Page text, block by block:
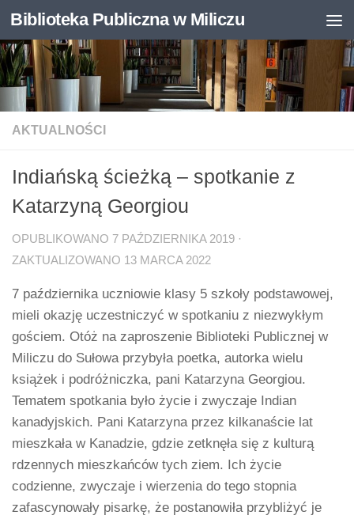
Otwórz pasek narzędzi
Skip to content
Biblioteka Publiczna w Miliczu
AKTUALNOŚCI
Indiańską ścieżką – spotkanie z
Katarzyną Georgiou
OPUBLIKOWANO 7 PAŹDZIERNIKA 2019 ·
ZAKTUALIZOWANO 13 MARCA 2022
7 października uczniowie klasy 5 szkoły podstawowej,
mieli okazję uczestniczyć w spotkaniu z niezwykłym
gościem. Otóż na zaproszenie Biblioteki Publicznej w
Miliczu do Sułowa przybyła poetka, autorka wielu
książek i podróżniczka, pani Katarzyna Georgiou.
Tematem spotkania było życie i zwyczaje Indian
kanadyjskich. Pani Katarzyna przez kilkanaście lat
mieszkała w Kanadzie, gdzie zetknęła się z kulturą
rdzennych mieszkańców tych ziem. Ich życie
codzienne, zwyczaje i wierzenia do tego stopnia
zafascynowały pisarkę, że postanowiła przybliżyć je